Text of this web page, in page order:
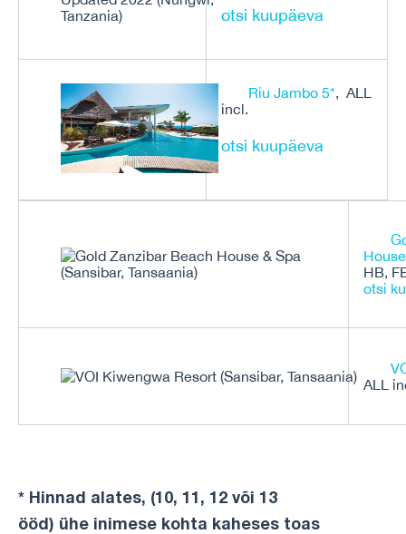
otsi kuupäeva
Riu Jambo 5*, ALL
incl.
otsi kuupäeva
HB,
otsi
ALL
* Hinnad alates, (10, 11, 12 või 13
ööd) ühe inimese kohta kaheses toas